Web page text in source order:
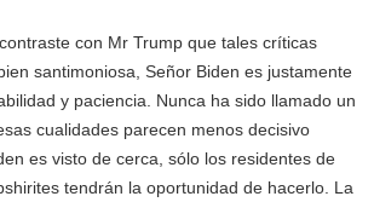
con Mr Trump que tales críticas
santimoniosa, Señor Biden es justamente
y paciencia. Nunca ha sido llamado un
cualidades parecen menos decisivo
es visto de cerca, sólo los residentes de
tendrán la oportunidad de hacerlo. La